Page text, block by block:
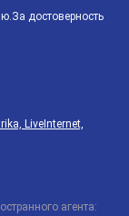
достоверность
LiveInternet,
агента: